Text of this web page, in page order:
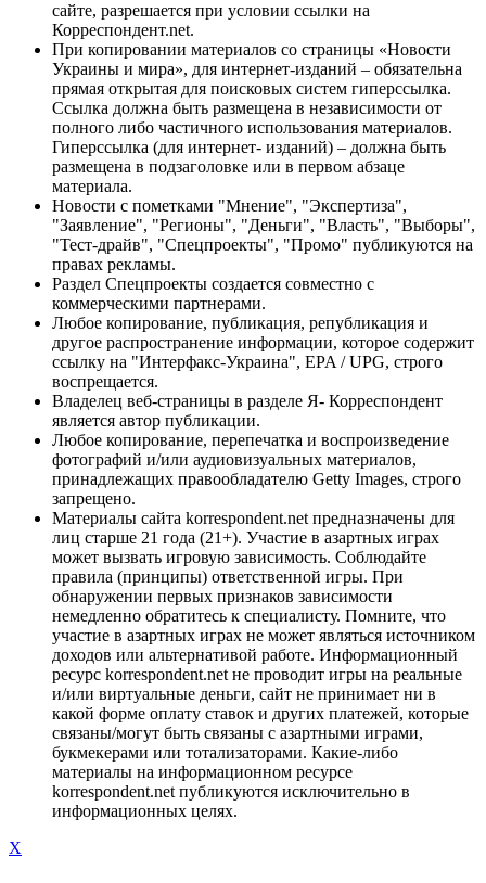
сайте, разрешается при условии ссылки на
Корреспондент.net.
При копировании материалов со страницы «Новости
Украины и мира», для интернет-изданий – обязательна
прямая открытая для поисковых систем гиперссылка.
Ссылка должна быть размещена в независимости от
полного либо частичного использования материалов.
Гиперссылка (для интернет- изданий) – должна быть
размещена в подзаголовке или в первом абзаце
материала.
Новости с пометками "Мнение", "Экспертиза",
"Заявление", "Регионы", "Деньги", "Власть", "Выборы",
"Тест-драйв", "Спецпроекты", "Промо" публикуются на
правах рекламы.
Раздел Спецпроекты создается совместно с
коммерческими партнерами.
Любое копирование, публикация, републикация и
другое распространение информации, которое содержит
ссылку на "Интерфакс-Украина", EPA / UPG, строго
воспрещается.
Владелец веб-страницы в разделе Я- Корреспондент
является автор публикации.
Любое копирование, перепечатка и воспроизведение
фотографий и/или аудиовизуальных материалов,
принадлежащих правообладателю Getty Images, строго
запрещено.
Материалы сайта korrespondent.net предназначены для
лиц старше 21 года (21+). Участие в азартных играх
может вызвать игровую зависимость. Соблюдайте
правила (принципы) ответственной игры. При
обнаружении первых признаков зависимости
немедленно обратитесь к специалисту. Помните, что
участие в азартных играх не может являться источником
доходов или альтернативой работе. Информационный
ресурс korrespondent.net не проводит игры на реальные
и/или виртуальные деньги, сайт не принимает ни в
какой форме оплату ставок и других платежей, которые
связаны/могут быть связаны с азартными играми,
букмекерами или тотализаторами. Какие-либо
материалы на информационном ресурсе
korrespondent.net публикуются исключительно в
информационных целях.
X